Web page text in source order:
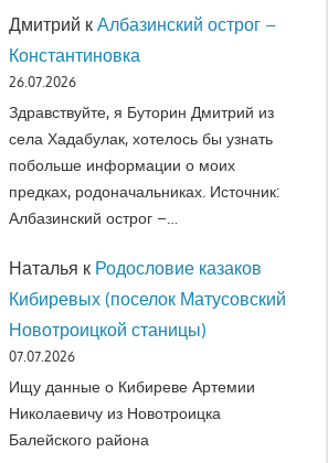
Дмитрий к Албазинский острог –
Константиновка
26.07.2026
Здравствуйте, я Буторин Дмитрий из
села Хадабулак, хотелось бы узнать
побольше информации о моих
предках, родоначальниках. Источник:
Албазинский острог –…
Наталья к Родословие казаков
Кибиревых (поселок Матусовский
Новотроицкой станицы)
07.07.2026
Ищу данные о Кибиреве Артемии
Николаевичу из Новотроицка
Балейского района